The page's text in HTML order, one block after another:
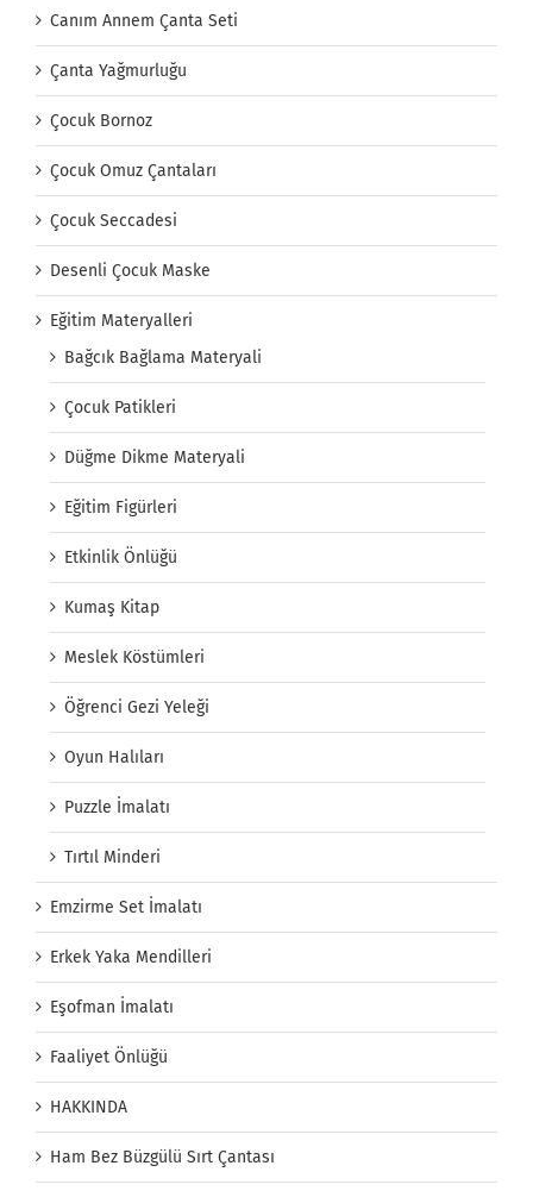
Canım Annem Çanta Seti
Çanta Yağmurluğu
Çocuk Bornoz
Çocuk Omuz Çantaları
Çocuk Seccadesi
Desenli Çocuk Maske
Eğitim Materyalleri
Bağcık Bağlama Materyali
Çocuk Patikleri
Düğme Dikme Materyali
Eğitim Figürleri
Etkinlik Önlüğü
Kumaş Kitap
Meslek Köstümleri
Öğrenci Gezi Yeleği
Oyun Halıları
Puzzle İmalatı
Tırtıl Minderi
Emzirme Set İmalatı
Erkek Yaka Mendilleri
Eşofman İmalatı
Faaliyet Önlüğü
HAKKINDA
Ham Bez Büzgülü Sırt Çantası